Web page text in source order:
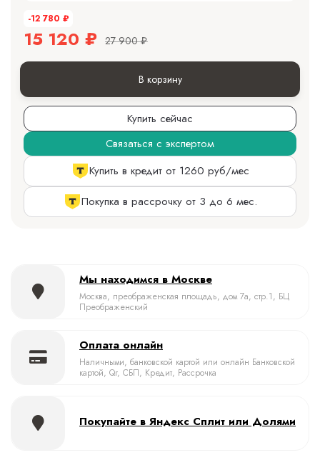
-12 780 ₽
15 120 ₽ 27 900 ₽
В корзину
Купить сейчас
Связаться с экспертом
Купить в кредит от 1260 руб/мес
Покупка в рассрочку от 3 до 6 мес.
Мы находимся в Москве
Москва, преображенская площадь, дом 7а, стр.1, БЦ
Преображенский
Оплата онлайн
Наличными, банковской картой или онлайн Банковской
картой, Qr, СБП, Кредит, Рассрочка
Покупайте в Яндекс Сплит или Долями